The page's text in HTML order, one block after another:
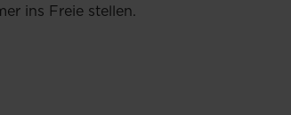
ins Freie stellen.